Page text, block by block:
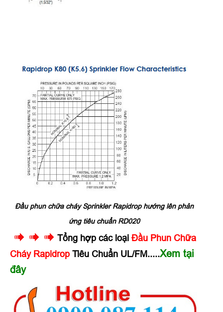
Đầu phun chữa cháy Sprinkler Rapidrop hướng lên phản
ứng tiêu chuẩn RD020
Tổng hợp các loại Đầu Phun Chữa
Cháy Rapidrop Tiêu Chuẩn UL/FM.....Xem tại
đây